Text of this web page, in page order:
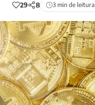
29 8 3 min de leitura